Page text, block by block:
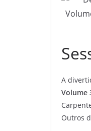
A
Volume
Outros